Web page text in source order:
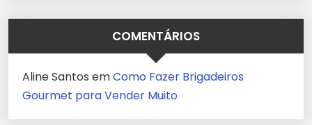
COMENTÁRIOS
Aline Santos emComo Fazer Brigadeiros
Gourmet para Vender Muito